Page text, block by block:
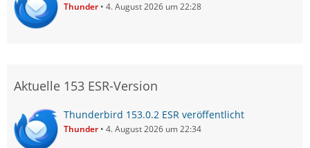
Thunder 4. August 2026 um 22:28
Aktuelle 153 ESR-Version
Thunderbird 153.0.2 ESR veröffentlicht
Thunder 4. August 2026 um 22:34